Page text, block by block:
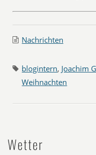
Nachrichten
blogintern, Joachim
Weihnachten
Wetter